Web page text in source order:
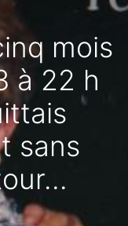
mois
à 22 h
sans